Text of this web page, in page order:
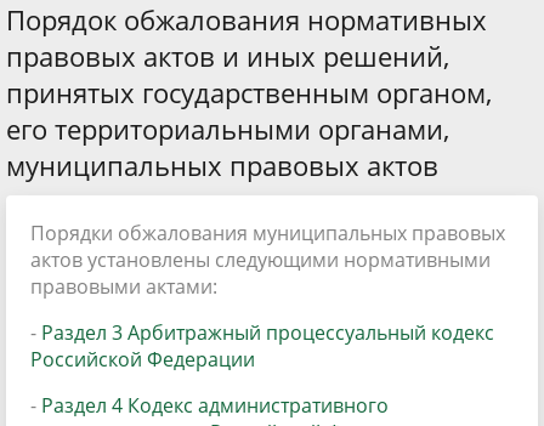
Порядок обжалования нормативных
правовых актов и иных решений,
принятых государственным органом,
его территориальными органами,
муниципальных правовых актов
Порядки обжалования муниципальных правовых
актов установлены следующими нормативными
правовыми актами:
- Раздел 3 Арбитражный процессуальный кодекс
Российской Федерации
- Раздел 4 Кодекс административного